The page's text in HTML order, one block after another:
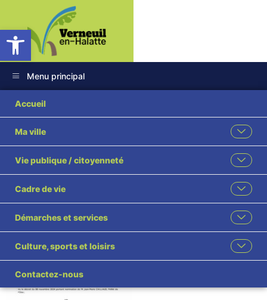
Ouvrir la barre d’outils
Menu principal
Accueil
Ma ville
Vie publique / citoyenneté
Cadre de vie
Démarches et services
Culture, sports et loisirs
Contactez-nous